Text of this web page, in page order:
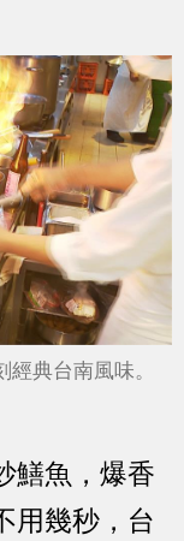
典台南風味。
鱔魚，爆香
用幾秒，台